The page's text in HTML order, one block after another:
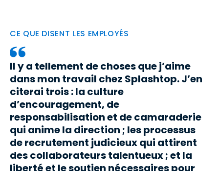
CE QUE DISENT LES EMPLOYÉS
Il y a tellement de choses que j’aime
dans mon travail chez Splashtop. J’en
citerai trois : la culture
d’encouragement, de
responsabilisation et de camaraderie
qui anime la direction ; les processus
de recrutement judicieux qui attirent
des collaborateurs talentueux ; et la
liberté et le soutien nécessaires pour